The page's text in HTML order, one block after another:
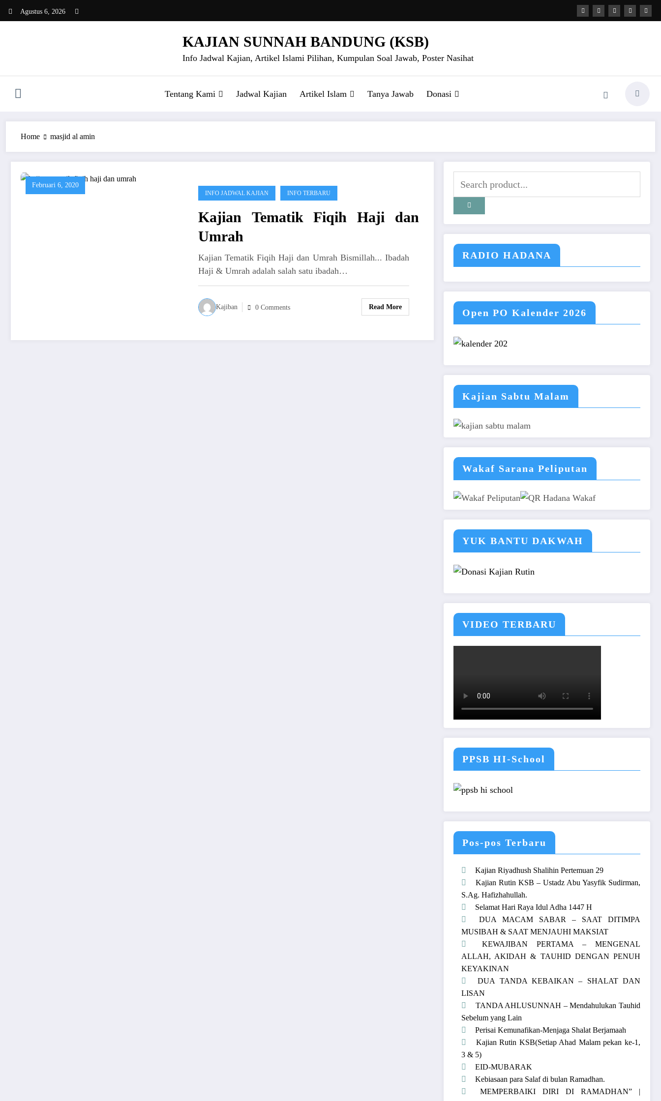
Agustus 6, 2026
KAJIAN SUNNAH BANDUNG (KSB)
Info Jadwal Kajian, Artikel Islami Pilihan, Kumpulan Soal Jawab, Poster Nasihat
Tentang Kami Jadwal Kajian Artikel Islam Tanya Jawab Donasi
Home masjid al amin
Februari 6, 2020
INFO JADWAL KAJIAN INFO TERBARU
Kajian Tematik Fiqih Haji dan
Umrah
Kajian Tematik Fiqih Haji dan Umrah Bismillah... Ibadah
Haji & Umrah adalah salah satu ibadah…
Kajiban 0 Comments Read More
RADIO HADANA
Open PO Kalender 2026
Kajian Sabtu Malam
Wakaf Sarana Peliputan
YUK BANTU DAKWAH
VIDEO TERBARU
PPSB HI-School
Pos-pos Terbaru
Kajian Riyadhush Shalihin Pertemuan 29
Kajian Rutin KSB – Ustadz Abu Yasyfik Sudirman,
S.Ag. Hafizhahullah.
Selamat Hari Raya Idul Adha 1447 H
DUA MACAM SABAR – SAAT DITIMPA
MUSIBAH & SAAT MENJAUHI MAKSIAT
KEWAJIBAN PERTAMA – MENGENAL
ALLAH, AKIDAH & TAUHID DENGAN PENUH
KEYAKINAN
DUA TANDA KEBAIKAN – SHALAT DAN
LISAN
TANDA AHLUSUNNAH – Mendahulukan Tauhid
Sebelum yang Lain
Perisai Kemunafikan-Menjaga Shalat Berjamaah
Kajian Rutin KSB(Setiap Ahad Malam pekan ke-1,
3 & 5)
EID-MUBARAK
Kebiasaan para Salaf di bulan Ramadhan.
MEMPERBAIKI DIRI DI RAMADHAN” |